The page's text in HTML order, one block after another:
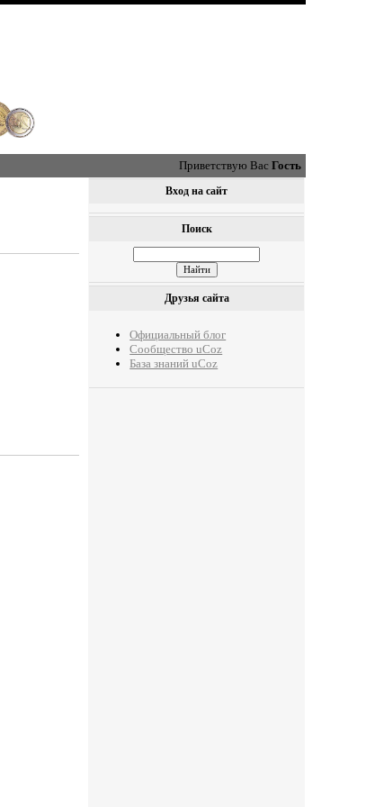
Приветствую Вас Гость
Вход на сайт
Поиск
Друзья сайта
Официальный блог
Сообщество uCoz
База знаний uCoz